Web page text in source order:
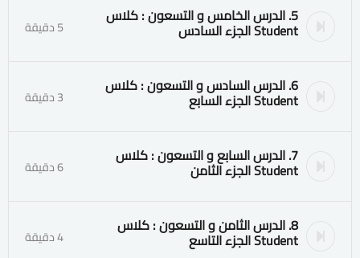
5. الدرس الخامس و التسعون : كلاس
Student الجزء السادس 5 دقيقة
6. الدرس السادس و التسعون : كلاس
Student الجزء السابع 3 دقيقة
7. الدرس السابع و التسعون : كلاس
Student الجزء الثامن 6 دقيقة
8. الدرس الثامن و التسعون : كلاس
Student الجزء التاسع 4 دقيقة